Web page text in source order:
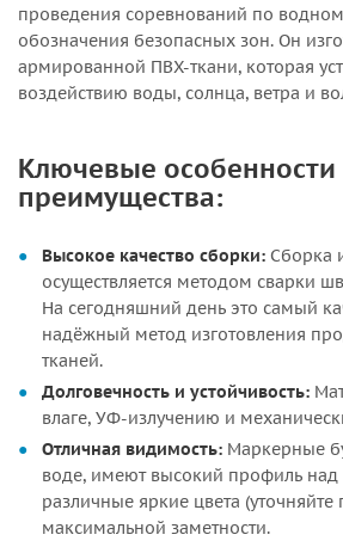
проведения соревнований по
обозначения безопасных зон. Он
армированной ПВХ-ткани, которая
воздействию воды, солнца, ветра и
Ключевые особенности
преимущества:
Высокое качество сборки: Сборка
осуществляется методом сварки
На сегодняшний день это самый
надёжный метод изготовления
тканей.
Долговечность и устойчивость:
влаге, УФ-излучению и
Отличная видимость: Маркерные
воде, имеют высокий профиль над
различные яркие цвета (уточняйте
максимальной заметности.